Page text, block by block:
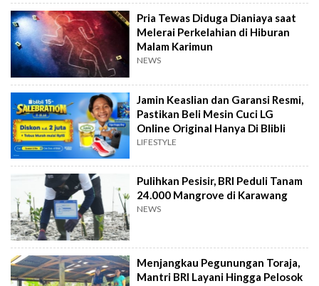
Pria Tewas Diduga Dianiaya saat
Melerai Perkelahian di Hiburan
Malam Karimun
NEWS
Jamin Keaslian dan Garansi Resmi,
Pastikan Beli Mesin Cuci LG
Online Original Hanya Di Blibli
LIFESTYLE
Pulihkan Pesisir, BRI Peduli Tanam
24.000 Mangrove di Karawang
NEWS
Menjangkau Pegunungan Toraja,
Mantri BRI Layani Hingga Pelosok